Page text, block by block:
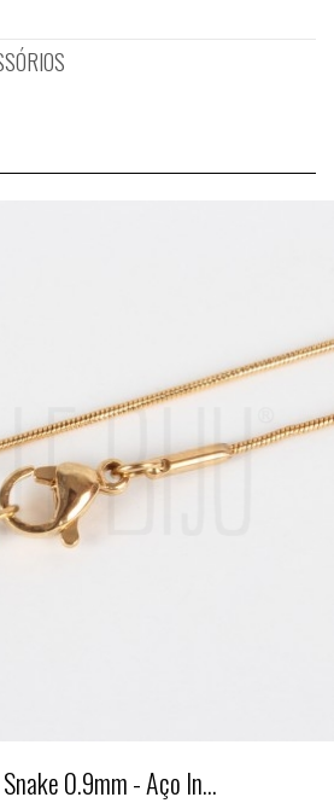
0.9mm - Aço In...